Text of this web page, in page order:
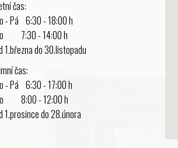
čas:
- Pá 6:30 - 18:00 h
7:30 - 14:00 h
1.března do 30.listopadu
čas:
- Pá 6:30 - 17:00 h
8:00 - 12:00 h
1.prosince do 28.února